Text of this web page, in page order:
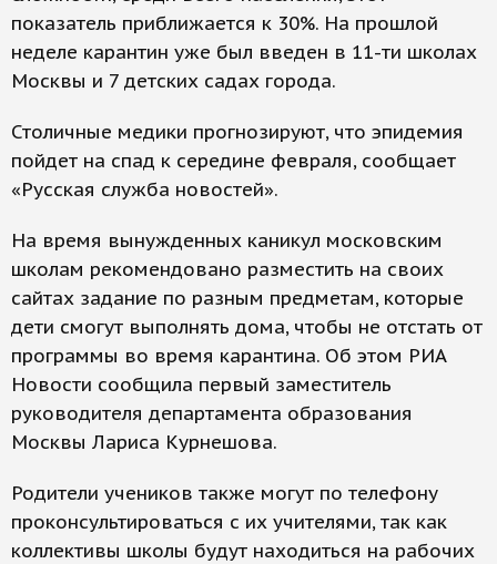
показатель приближается к 30%. На прошлой
неделе карантин уже был введен в 11-ти школах
Москвы и 7 детских садах города.
Столичные медики прогнозируют, что эпидемия
пойдет на спад к середине февраля, сообщает
«Русская служба новостей».
На время вынужденных каникул московским
школам рекомендовано разместить на своих
сайтах задание по разным предметам, которые
дети смогут выполнять дома, чтобы не отстать от
программы во время карантина. Об этом РИА
Новости сообщила первый заместитель
руководителя департамента образования
Москвы Лариса Курнешова.
Родители учеников также могут по телефону
проконсультироваться с их учителями, так как
коллективы школы будут находиться на рабочих